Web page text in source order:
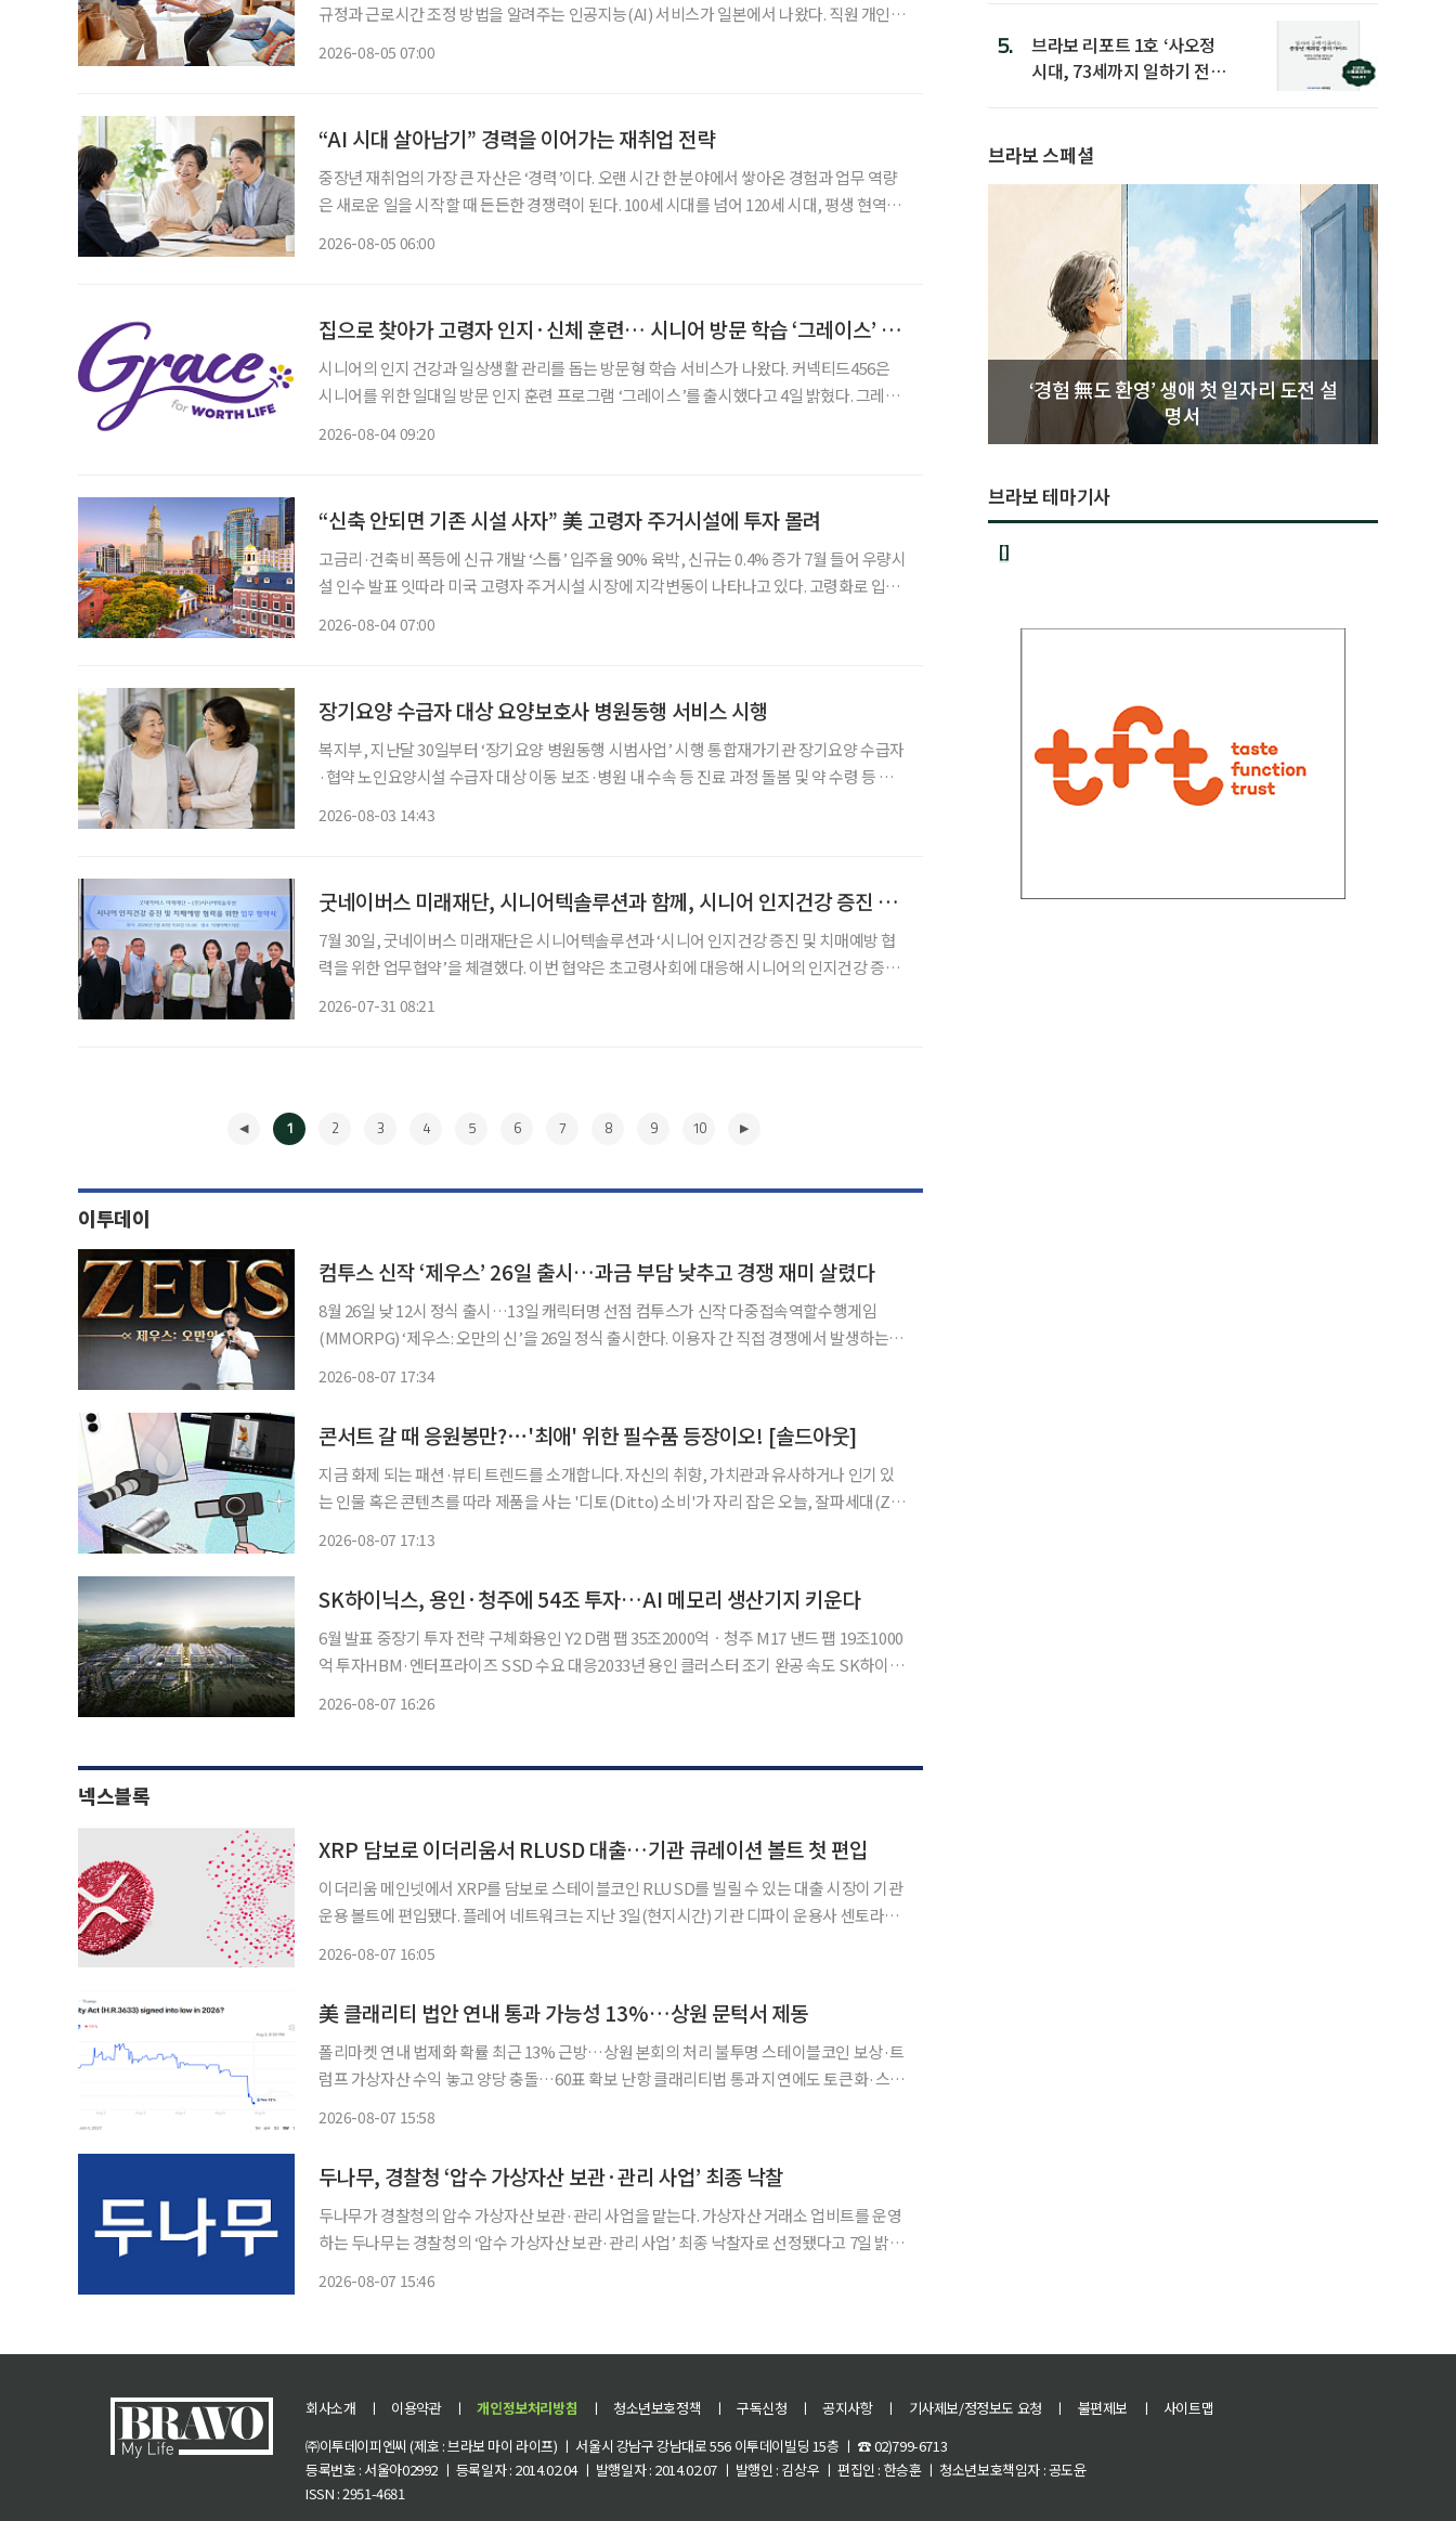
규정과 근로시간 조정 방법을 알려주는 인공지능(AI) 서비스가 일본에서 나왔다. 직원 개인의
2026-08-05 07:00
“AI 시대 살아남기” 경력을 이어가는 재취업 전략
중장년 재취업의 가장 큰 자산은 ‘경력’이다. 오랜 시간 한 분야에서 쌓아온 경험과 업무 역량
은 새로운 일을 시작할 때 든든한 경쟁력이 된다. 100세 시대를 넘어 120세 시대, 평생 현역을
2026-08-05 06:00
집으로 찾아가 고령자 인지·신체 훈련… 시니어 방문 학습 ‘그레이스’ 출시
시니어의 인지 건강과 일상생활 관리를 돕는 방문형 학습 서비스가 나왔다. 커넥티드456은
시니어를 위한 일대일 방문 인지 훈련 프로그램 ‘그레이스’를 출시했다고 4일 밝혔다. 그레이
2026-08-04 09:20
“신축 안되면 기존 시설 사자” 美 고령자 주거시설에 투자 몰려
고금리·건축비 폭등에 신규 개발 ‘스톱’ 입주율 90% 육박, 신규는 0.4% 증가 7월 들어 우량시
설 인수 발표 잇따라 미국 고령자 주거시설 시장에 지각변동이 나타나고 있다. 고령화로 입주
2026-08-04 07:00
장기요양 수급자 대상 요양보호사 병원동행 서비스 시행
복지부, 지난달 30일부터 ‘장기요양 병원동행 시범사업’ 시행 통합재가기관 장기요양 수급자
·협약 노인요양시설 수급자 대상 이동 보조·병원 내 수속 등 진료 과정 돌봄 및 약 수령 등 지
2026-08-03 14:43
굿네이버스 미래재단, 시니어텍솔루션과 함께, 시니어 인지건강 증진 및 치매예방
7월 30일, 굿네이버스 미래재단은 시니어텍솔루션과 ‘시니어 인지건강 증진 및 치매예방 협
력을 위한 업무협약’을 체결했다. 이번 협약은 초고령사회에 대응해 시니어의 인지건강 증진
2026-07-31 08:21
1 2 3 4 5 6 7 8 9 10
이투데이
컴투스 신작 ‘제우스’ 26일 출시…과금 부담 낮추고 경쟁 재미 살렸다
8월 26일 낮 12시 정식 출시…13일 캐릭터명 선점 컴투스가 신작 다중접속역할수행게임
(MMORPG) ‘제우스: 오만의 신’을 26일 정식 출시한다. 이용자 간 직접 경쟁에서 발생하는 부
2026-08-07 17:34
콘서트 갈 때 응원봉만?⋯'최애' 위한 필수품 등장이오! [솔드아웃]
지금 화제 되는 패션·뷰티 트렌드를 소개합니다. 자신의 취향, 가치관과 유사하거나 인기 있
는 인물 혹은 콘텐츠를 따라 제품을 사는 '디토(Ditto) 소비'가 자리 잡은 오늘, 잘파세대(Z세
2026-08-07 17:13
SK하이닉스, 용인·청주에 54조 투자…AI 메모리 생산기지 키운다
6월 발표 중장기 투자 전략 구체화용인 Y2 D램 팹 35조2000억ㆍ청주 M17 낸드 팹 19조1000
억 투자HBM·엔터프라이즈 SSD 수요 대응2033년 용인 클러스터 조기 완공 속도 SK하이닉
2026-08-07 16:26
넥스블록
XRP 담보로 이더리움서 RLUSD 대출…기관 큐레이션 볼트 첫 편입
이더리움 메인넷에서 XRP를 담보로 스테이블코인 RLUSD를 빌릴 수 있는 대출 시장이 기관
운용 볼트에 편입됐다. 플레어 네트워크는 지난 3일(현지시간) 기관 디파이 운용사 센토라
2026-08-07 16:05
美 클래리티 법안 연내 통과 가능성 13%…상원 문턱서 제동
폴리마켓 연내 법제화 확률 최근 13% 근방…상원 본회의 처리 불투명 스테이블코인 보상·트
럼프 가상자산 수익 놓고 양당 충돌…60표 확보 난항 클래리티법 통과 지연에도 토큰화·스테
2026-08-07 15:58
두나무, 경찰청 ‘압수 가상자산 보관·관리 사업’ 최종 낙찰
두나무가 경찰청의 압수 가상자산 보관·관리 사업을 맡는다. 가상자산 거래소 업비트를 운영
하는 두나무는 경찰청의 ‘압수 가상자산 보관·관리 사업’ 최종 낙찰자로 선정됐다고 7일 밝혔
2026-08-07 15:46
5.
브라보 리포트 1호 ‘사오정
시대, 73세까지 일하기 전략’
브라보 스페셜
‘경험 無도 환영’ 생애 첫 일자리 도전 설
명서
브라보 테마기사
[]
회사소개 ㅣ 이용약관 ㅣ 개인정보처리방침 ㅣ 청소년보호정책 ㅣ 구독신청 ㅣ 공지사항 ㅣ 기사제보/정정보도 요청 ㅣ 불편제보 ㅣ
사이트맵
㈜이투데이피엔씨 (제호 : 브라보 마이 라이프) ㅣ 서울시 강남구 강남대로 556 이투데이빌딩 15층 ㅣ ☎ 02)799-6713
등록번호 : 서울아02992 ㅣ 등록일자 : 2014.02.04 ㅣ 발행일자 : 2014.02.07 ㅣ 발행인 : 김상우 ㅣ 편집인 : 한승훈 ㅣ 청소년보호책임자 : 공도윤
ISSN : 2951-4681